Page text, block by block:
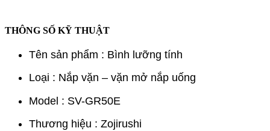
THÔNG SỐ KỸ THUẬT
Tên sản phẩm : Bình lưỡng tính
Loại : Nắp vặn – vặn mở nắp uống
Model : SV-GR50E
Thương hiệu : Zojirushi